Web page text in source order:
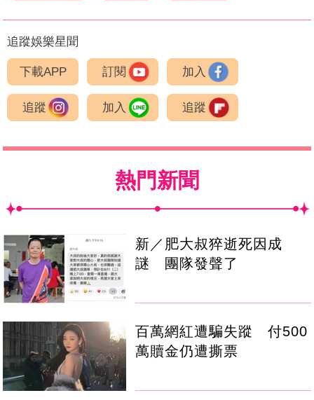
追蹤娛樂星聞
下載APP 訂閱 加入
追蹤 加入 追蹤
熱門新聞
新／肥大叔猝逝死因成
謎 團隊發聲了
百萬網紅遭騙失蹤 付500
萬贖金仍遭撕票